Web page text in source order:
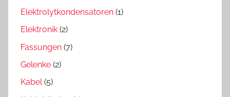
Elektrolytkondensatoren (1)
Elektronik (2)
Fassungen (7)
Gelenke (2)
Kabel(5)